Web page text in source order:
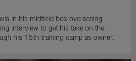
in his midfield box overseeing
interview to get his take on the
his 15th training camp as owner.